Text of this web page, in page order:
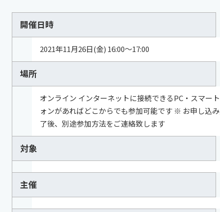
開催日時
2021年11月26日(金) 16:00～17:00
場所
オンライン インターネットに接続できるPC・スマー
ォンがあればどこからでも参加可能です ※ お申し込
了後、別途参加方法をご連絡致します
対象
主催